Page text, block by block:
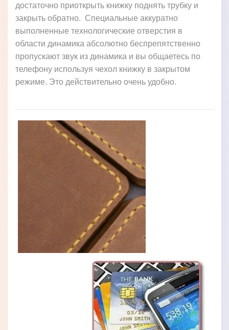
достаточно приоткрыть книжку поднять трубку и
закрыть обратно. Специальные аккуратно
выполненные технологические отверстия в
области динамика абсолютно беспрепятственно
пропускают звук из динамика и вы общаетесь по
телефону используя чехол книжку в закрытом
режиме. Это действительно очень удобно.